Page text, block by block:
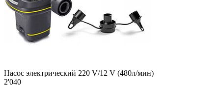
Насос электрический 220 V/12 V (480л/мин)
2'040